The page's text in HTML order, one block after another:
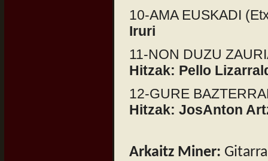
10-AMA EUSKADI
Iruri
11-NON DUZU
Hitzak: Pello
12-GURE
Hitzak: JosAnton
Arkaitz Miner: